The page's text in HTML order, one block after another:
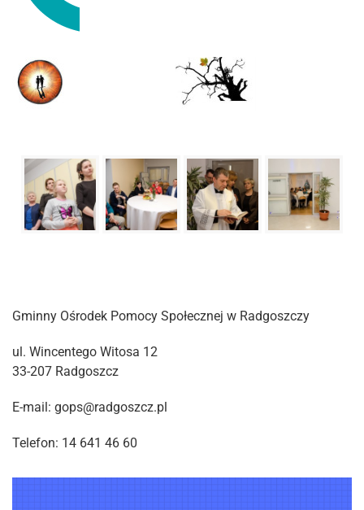
Gminny Ośrodek Pomocy Społecznej w Radgoszczy
ul. Wincentego Witosa 12
33-207 Radgoszcz
E-mail: gops@radgoszcz.pl
Telefon: 14 641 46 60